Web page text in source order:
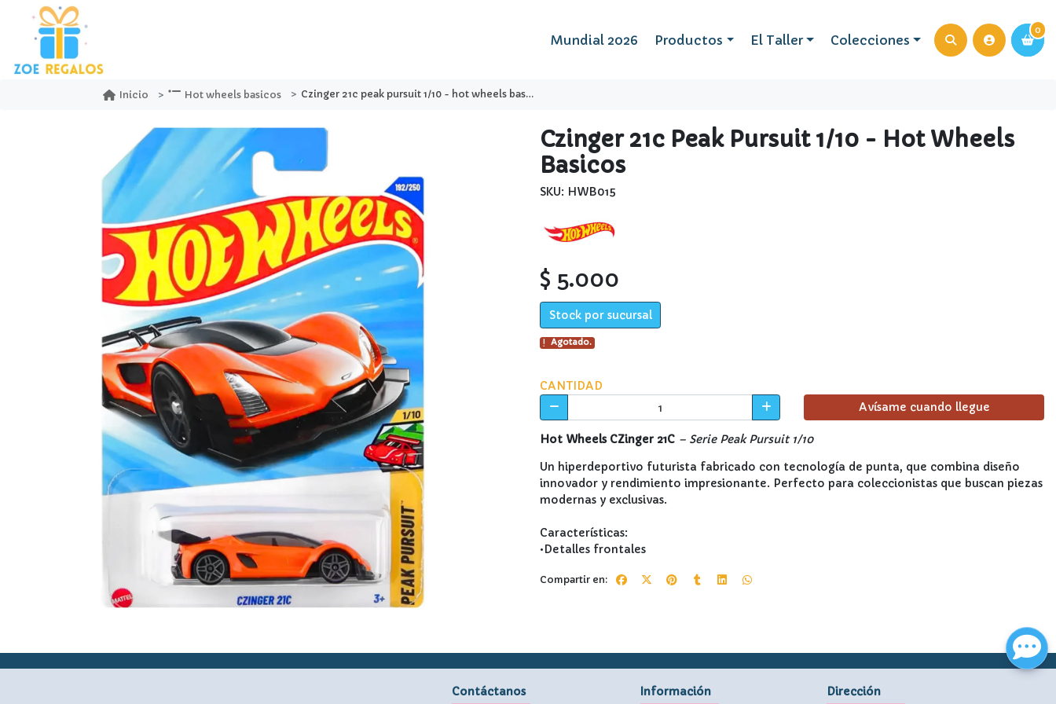
0
Mundial 2026 Productos El Taller Colecciones
0
Inicio Hot wheels basicos Czinger 21c peak pursuit 1/10 - hot wheels basicos
Czinger 21c Peak Pursuit 1/10 - Hot Wheels
Basicos
SKU: HWB015
$ 5.000
Stock por sucursal
Agotado.
CANTIDAD
Avísame cuando llegue
Hot Wheels CZinger 21C – Serie Peak Pursuit 1/10
Un hiperdeportivo futurista fabricado con tecnología de punta, que combina diseño
innovador y rendimiento impresionante. Perfecto para coleccionistas que buscan piezas
modernas y exclusivas.
Características:
•Detalles frontales
Compartir en:
Contáctanos Información Dirección